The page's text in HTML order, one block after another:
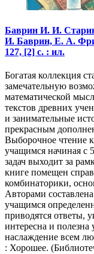
Баврин И. И.
И. Баврин, Е. А.
127, [2] с. : ил.
Богатая коллекция
замечательную
математической
текстов древних
и занимательные
прекрасным
Выборочное чтение
учащимся начиная с
задач выходит за
книге помещен
комбинаторики,
Авторами
учащимся
приводятся ответы,
интересна и
наслаждение всем
: Хорошее.